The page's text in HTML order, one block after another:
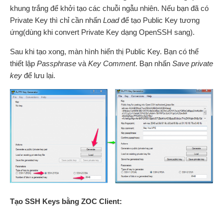
khung trắng để khởi tạo các chuỗi ngẫu nhiên. Nếu bạn đã có
Private Key thì chỉ cần nhấn Loadđể tạo Public Key tương
ứng(dùng khi convert Private Key dạng OpenSSH sang).
Sau khi tạo xong, màn hình hiển thị Public Key. Bạn có thể
thiết lập Passphrase và Key Comment. Bạn nhấn Save private
key để lưu lại.
Tạo SSH Keys bằng ZOC Client: